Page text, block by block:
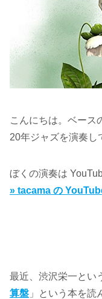
こんにちは。ベース
20年ジャズを演奏し
ぼくの演奏は
» tacama の
最近、渋沢栄一とい
算盤 」という本を